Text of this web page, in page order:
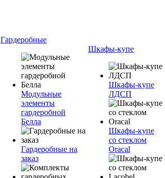
Гардеробные
Модульные
элементы
гардеробной
Белла
Гардеробные на
заказ
Шкафы-купе
Шкафы-купе
ЛДСП
Шкафы-купе
со стеклом
Oracal